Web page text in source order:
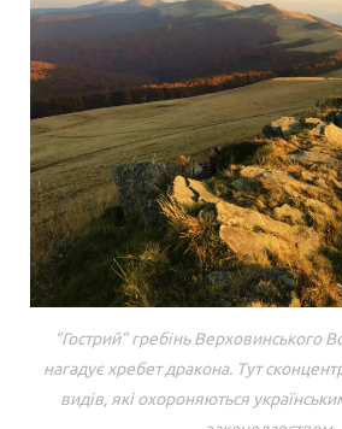
“Гострий” гребінь Верховинського
нагадує хребет дракона. Тут
видів, які охороняються